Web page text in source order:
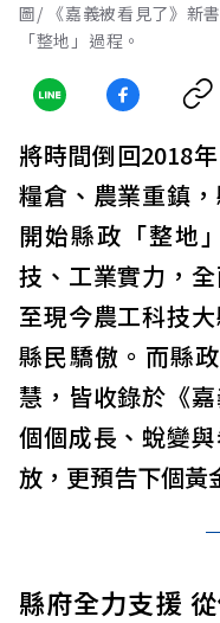
圖/ 《嘉義被看見了》新
「整地」過程。
將時間倒回2018
糧倉、農業重鎮
開始縣政「整地
技、工業實力，
至現今農工科技
縣民驕傲。而縣
慧，皆收錄於《
個個成長、蛻變
放，更預告下個黃
縣府全力支援